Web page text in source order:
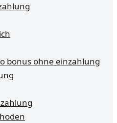
bonus ohne einzahlung